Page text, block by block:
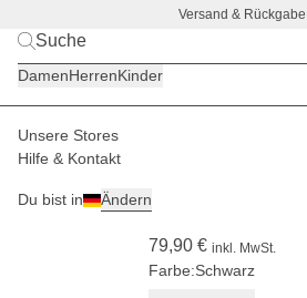
Versand & Rückgabe
DamenHerrenKinder
Unsere Stores
Hilfe & Kontakt
Du bist in Ändern
Damen Accessoires
79,90 € inkl. MwSt.
Farbe:Schwarz